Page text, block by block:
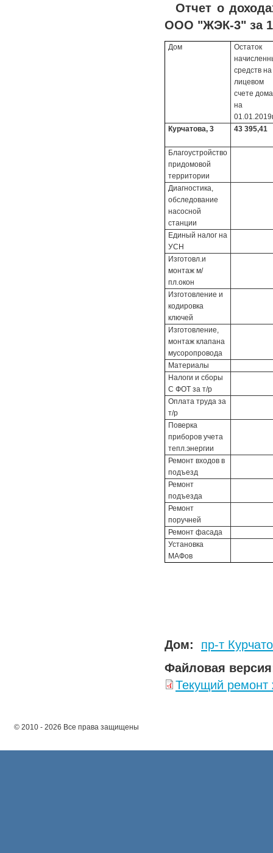
Отчет о
ООО "ЖЭК-3" за
Дом
Остаток
средств на
лицевом
счете дома
на
Курчатова, 3
43 395,41
Благоустройство
придомовой
территории
Диагностика,
обследование
насосной
станции
Единый налог на
УСН
Изготовл.и
монтаж м/
пл.окон
Изготовление и
кодировка
ключей
Изготовление,
монтаж клапана
мусоропровода
Материалы
Налоги и сборы
С ФОТ за т/р
Оплата труда за
т/р
Поверка
приборов учета
тепл.энергии
Ремонт входов в
подъезд
Ремонт
подъезда
Ремонт
поручней
Ремонт фасада
Установка
МАФов
Дом:
пр-т
Файловая
Текущий ремонт
© 2010 - 2026 Все права защищены